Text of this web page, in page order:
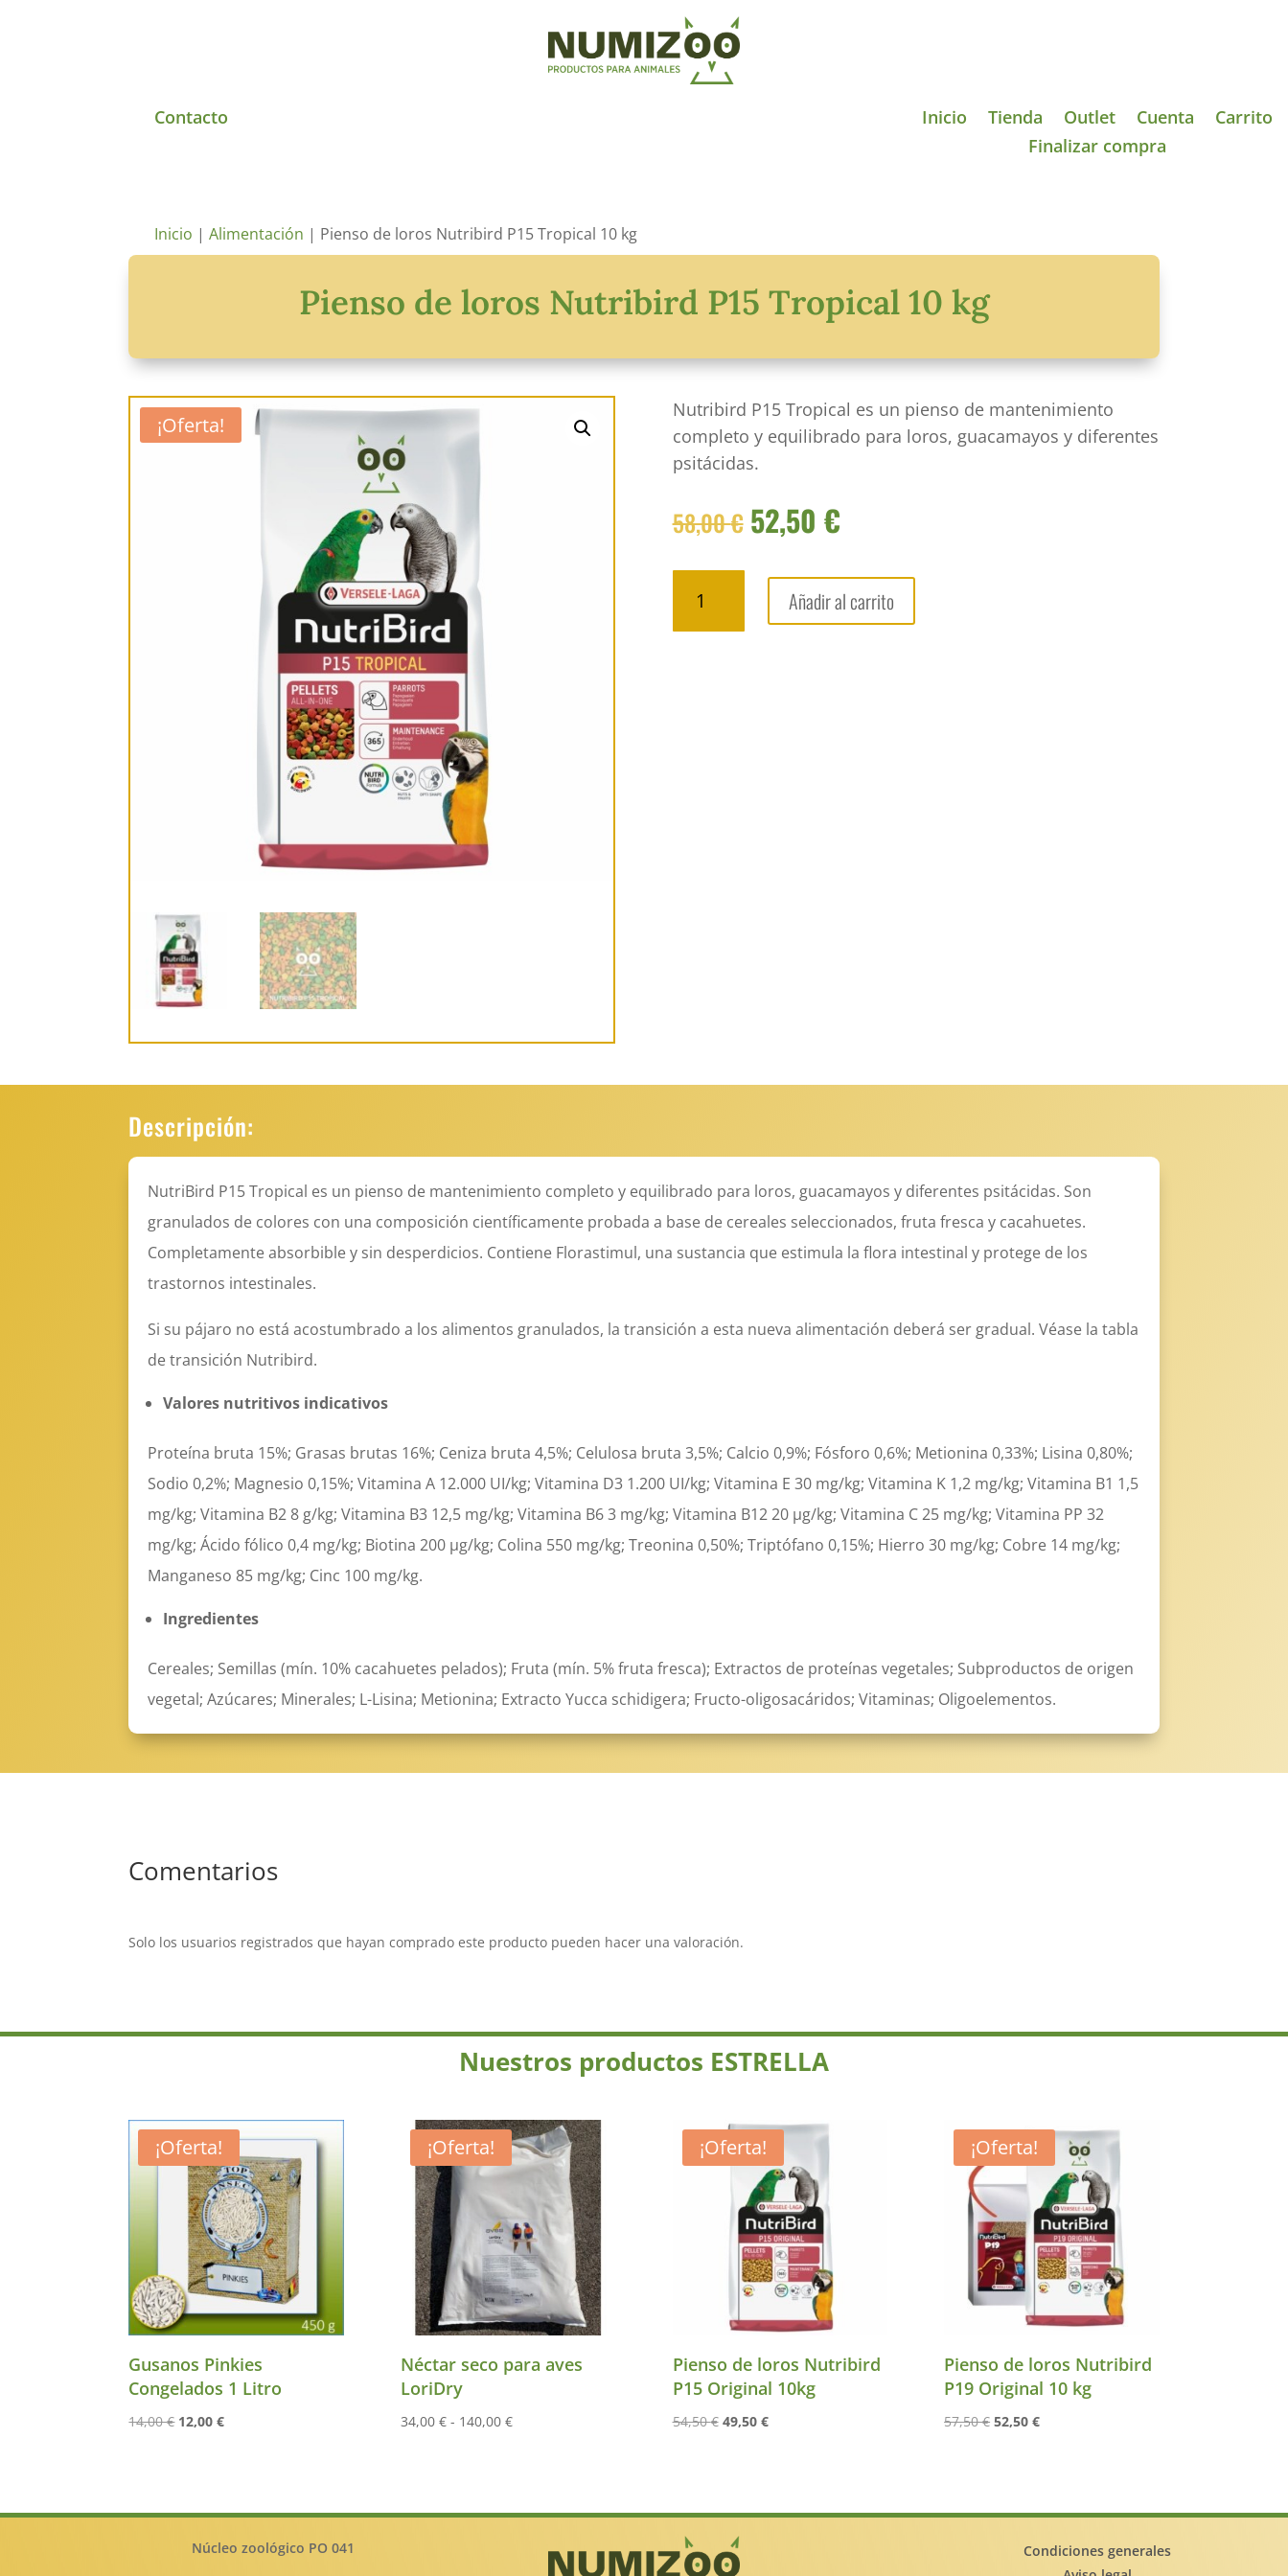
Contacto Inicio Tienda Outlet Cuenta
Carrito
Finalizar compra
Inicio |Alimentación | Pienso de loros Nutribird P15 Tropical 10 kg
Pienso de loros Nutribird P15 Tropical 10 kg
¡Oferta!
Nutribird P15 Tropical es un pienso de mantenimiento
completo y equilibrado para loros, guacamayos y diferentes
psitácidas.
58,00€ El
precio
original
era:
58,00 €.
52,50 €El
precio
actual
es:
52,50 €.
loros
Añadir al carrito
Descripción:
NutriBird P15 Tropical es un pienso de mantenimiento completo y equilibrado para loros, guacamayos y diferentes psitácidas. Son
granulados de colores con una composición científicamente probada a base de cereales seleccionados, fruta fresca y cacahuetes.
Completamente absorbible y sin desperdicios. Contiene Florastimul, una sustancia que estimula la flora intestinal y protege de los
trastornos intestinales.
Si su pájaro no está acostumbrado a los alimentos granulados, la transición a esta nueva alimentación deberá ser gradual. Véase la tabla
de transición Nutribird.
Valores nutritivos indicativos
Proteína bruta 15%; Grasas brutas 16%; Ceniza bruta 4,5%; Celulosa bruta 3,5%; Calcio 0,9%; Fósforo 0,6%; Metionina 0,33%; Lisina 0,80%;
Sodio 0,2%; Magnesio 0,15%; Vitamina A 12.000 UI/kg; Vitamina D3 1.200 UI/kg; Vitamina E 30 mg/kg; Vitamina K 1,2 mg/kg; Vitamina B1 1,5
mg/kg; Vitamina B2 8 g/kg; Vitamina B3 12,5 mg/kg; Vitamina B6 3 mg/kg; Vitamina B12 20 µg/kg; Vitamina C 25 mg/kg; Vitamina PP 32
mg/kg; Ácido fólico 0,4 mg/kg; Biotina 200 µg/kg; Colina 550 mg/kg; Treonina 0,50%; Triptófano 0,15%; Hierro 30 mg/kg; Cobre 14 mg/kg;
Manganeso 85 mg/kg; Cinc 100 mg/kg.
Ingredientes
Cereales; Semillas (mín. 10% cacahuetes pelados); Fruta (mín. 5% fruta fresca); Extractos de proteínas vegetales; Subproductos de origen
vegetal; Azúcares; Minerales; L-Lisina; Metionina; Extracto Yucca schidigera; Fructo-oligosacáridos; Vitaminas; Oligoelementos.
Comentarios
Solo los usuarios registrados que hayan comprado este producto pueden hacer una valoración.
Nuestros productos ESTRELLA
¡Oferta!
Gusanos Pinkies
Congelados 1 Litro
14,00€ El
14,00 €.
12,00€El
12,00 €.
¡Oferta!
Néctar seco para aves
LoriDry
34,00 € - 140,00 €Rango
34,00 €
140,00 €
¡Oferta!
Pienso de loros Nutribird
P15 Original 10kg
54,50€ El
54,50 €.
49,50 €El
49,50 €.
¡Oferta!
Pienso de loros Nutribird
P19 Original 10 kg
57,50€ El
57,50 €.
52,50€El
52,50 €.
Núcleo zoológico PO 041
Condiciones generales